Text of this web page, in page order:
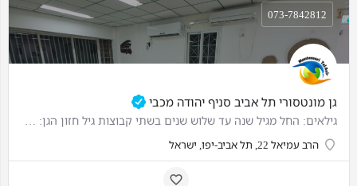
גן מונטסורי תל אביב סניף יהודה מכבי
גילאים: החל מגיל שנה עד שלוש שנים בשתי קבוצות גיל חזון הגן: "על הסביבה לגלות את הילד ולא לעצב אותו" (ד"ר…
הרב עמיאל 22, תל אביב-יפו, ישראל
073-7842812